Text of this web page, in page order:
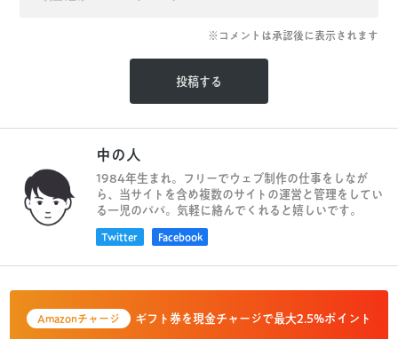
※コメントは承認後に表示されます
中の人
1984年生まれ。フリーでウェブ制作の仕事をしなが
ら、当サイトを含め複数のサイトの運営と管理をしてい
る一児のパパ。気軽に絡んでくれると嬉しいです。
Twitter Facebook
Amazonチャージ ギフト券を現金チャージで最大2.5%ポイント